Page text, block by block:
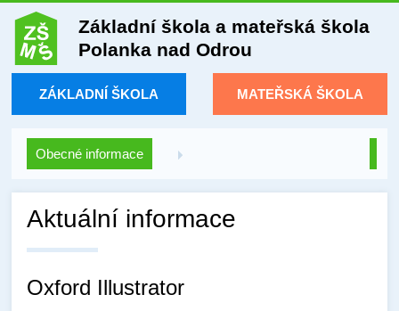
Základní škola a mateřská škola
Polanka nad Odrou
ZÁKLADNÍ ŠKOLA MATEŘSKÁ ŠKOLA
Obecné informace
Aktuální informace
Oxford Illustrator